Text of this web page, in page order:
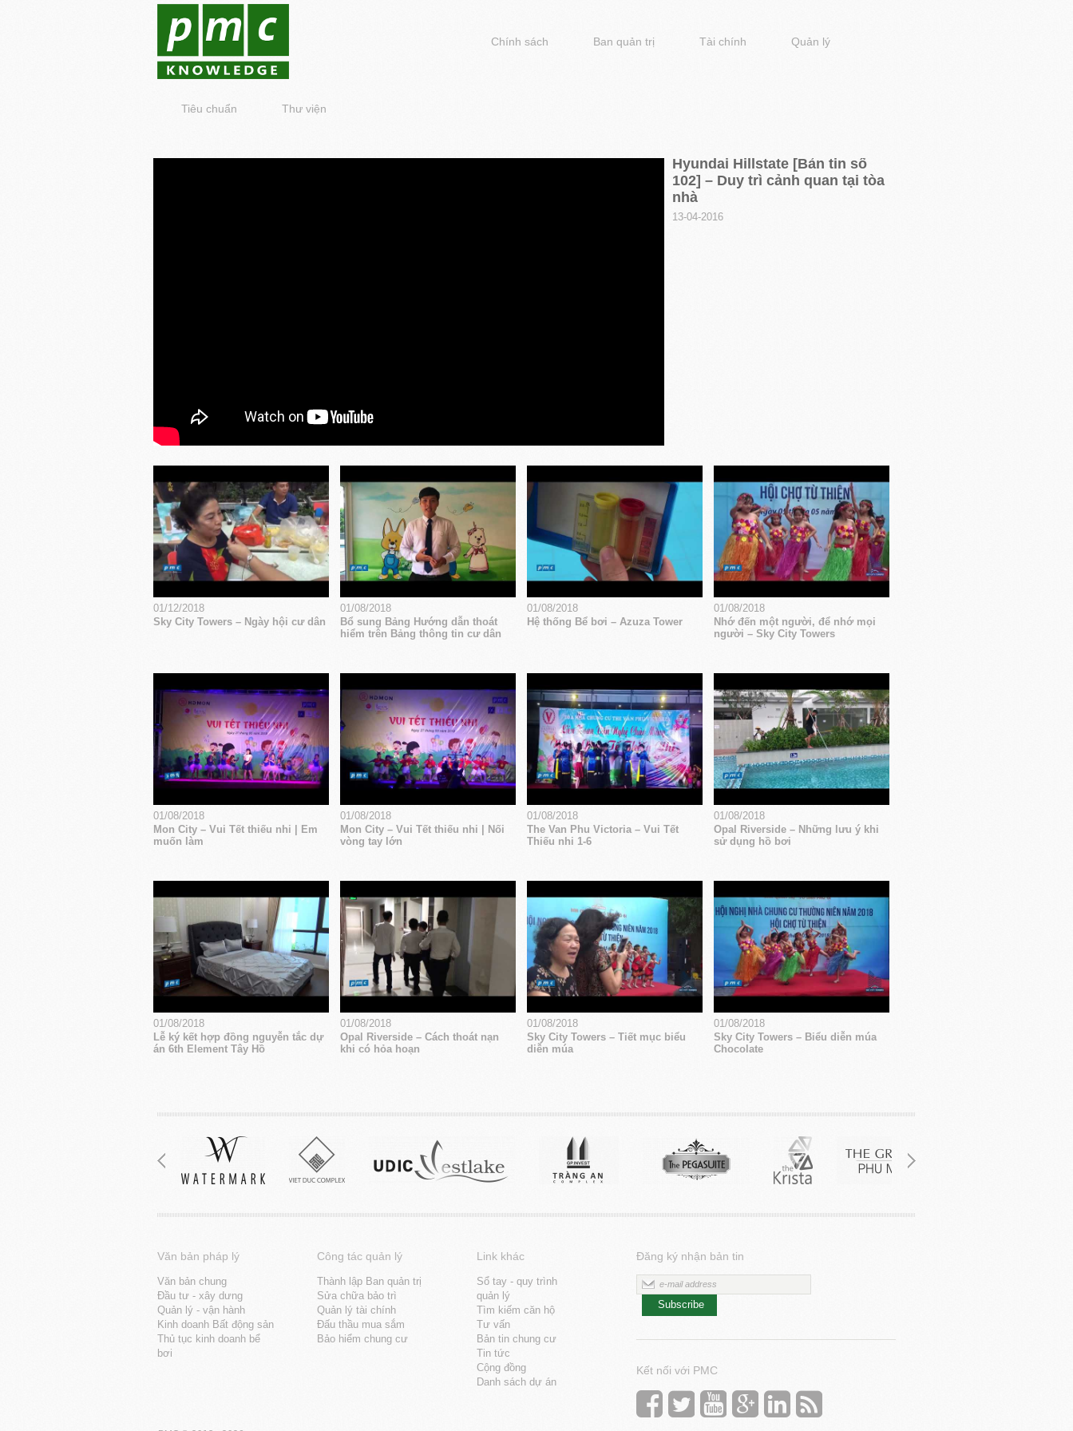
Chính sách Ban quản trị Tài chính Quản lý
Tiêu chuẩn Thư viện
Hyundai Hillstate [Bản tin số
102] – Duy trì cảnh quan tại tòa
nhà
13-04-2016
01/12/2018
Sky City Towers – Ngày hội cư dân
01/08/2018
Bổ sung Bảng Hướng dẫn thoát
hiểm trên Bảng thông tin cư dân
01/08/2018
Hệ thống Bể bơi – Azuza Tower
01/08/2018
Nhớ đến một người, để nhớ mọi
người – Sky City Towers
01/08/2018
Mon City – Vui Tết thiếu nhi | Em
muốn làm
01/08/2018
Mon City – Vui Tết thiếu nhi | Nối
vòng tay lớn
01/08/2018
The Van Phu Victoria – Vui Tết
Thiếu nhi 1-6
01/08/2018
Opal Riverside – Những lưu ý khi
sử dụng hồ bơi
01/08/2018
Lễ ký kết hợp đồng nguyễn tắc dự
án 6th Element Tây Hồ
01/08/2018
Opal Riverside – Cách thoát nạn
khi có hỏa hoạn
01/08/2018
Sky City Towers – Tiết mục biểu
diễn múa
01/08/2018
Sky City Towers – Biểu diễn múa
Chocolate
Văn bản pháp lý
Văn bản chung
Đầu tư - xây dưng
Quản lý - vận hành
Kinh doanh Bất động sản
Thủ tục kinh doanh bể
bơi
Công tác quản lý
Thành lập Ban quản trị
Sửa chữa bảo trì
Quản lý tài chính
Đấu thầu mua sắm
Bảo hiểm chung cư
Link khác
Sổ tay - quy trình
quản lý
Tìm kiếm căn hộ
Tư vấn
Bản tin chung cư
Tin tức
Cộng đồng
Danh sách dự án
Đăng ký nhận bản tin
Subscribe
Kết nối với PMC